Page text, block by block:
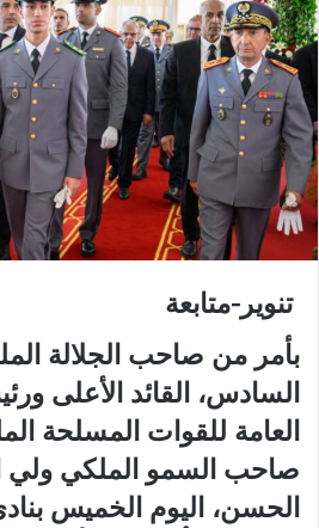
تنوير-متابعة
بأمر من صاحب الجلالة
السادس، القائد الأعلى
العامة للقوات المسلحة
صاحب السمو الملكي ولي
الحسن، اليوم الخميس